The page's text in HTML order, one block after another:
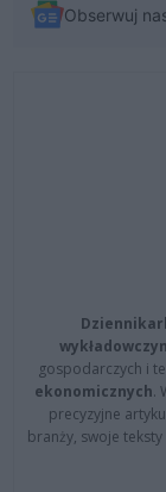
Obserwuj
gospodarczych i
ekonomicznych.
precyzyjne
branży, swoje